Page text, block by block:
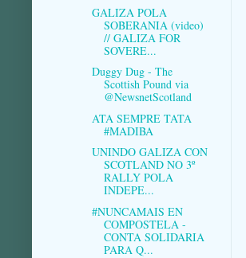
GALIZA POLA
SOBERANIA (video)
// GALIZA FOR
SOVERE...
Duggy Dug - The
Scottish Pound via
@NewsnetScotland
ATA SEMPRE TATA
#MADIBA
UNINDO GALIZA CON
SCOTLAND NO 3º
RALLY POLA
INDEPE...
#NUNCAMAIS EN
COMPOSTELA -
CONTA SOLIDARIA
PARA Q...